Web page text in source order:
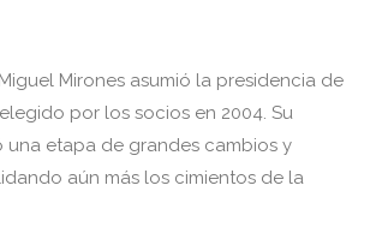
Mirones asumió la presidencia de
por los socios en 2004. Su
una etapa de grandes cambios y
aún más los cimientos de la